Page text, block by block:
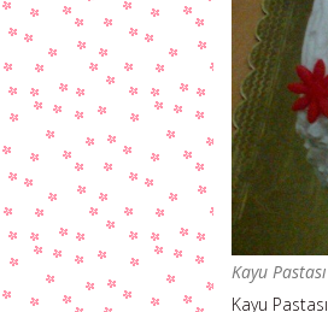
Kayu Pastası
Kayu Pastası